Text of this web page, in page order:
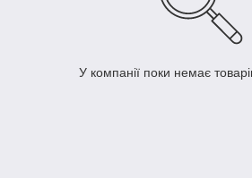
У компанії поки немає